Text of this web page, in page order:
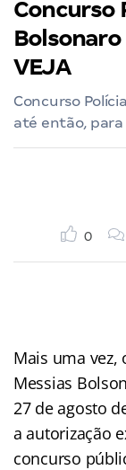
Concurso
VEJA
Concurso
até então, para
0
Mais uma vez,
Messias
27 de agosto
a autorização
concurso